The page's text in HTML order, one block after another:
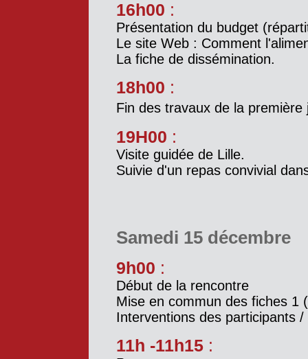
16h00 :
Présentation du budget
Le site Web : Comment
La fiche de dissémination.
18h00 :
Fin des travaux de la première
19H00 :
Visite guidée de Lille.
Suivie d'un repas convivial
Samedi 15 décembre
9h00 :
Début de la rencontre
Mise en commun des fiches 1
Interventions des participants /
11h -11h15 :